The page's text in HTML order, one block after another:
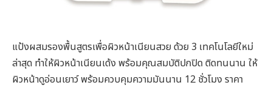
แป้งผสมรองพื้นสูตรเพื่อผิวหน้าเนียนสวย ด้วย 3 เทคโนโลยีใหม่
ล่าสุด ทำให้ผิวหน้าเนียนเด้ง พร้อมคุณสมบัติปกปิด ติดทนนาน ให้
ผิวหน้าดูอ่อนเยาว์ พร้อมควบคุมความมันนาน 12 ชั่วโมง ราคา